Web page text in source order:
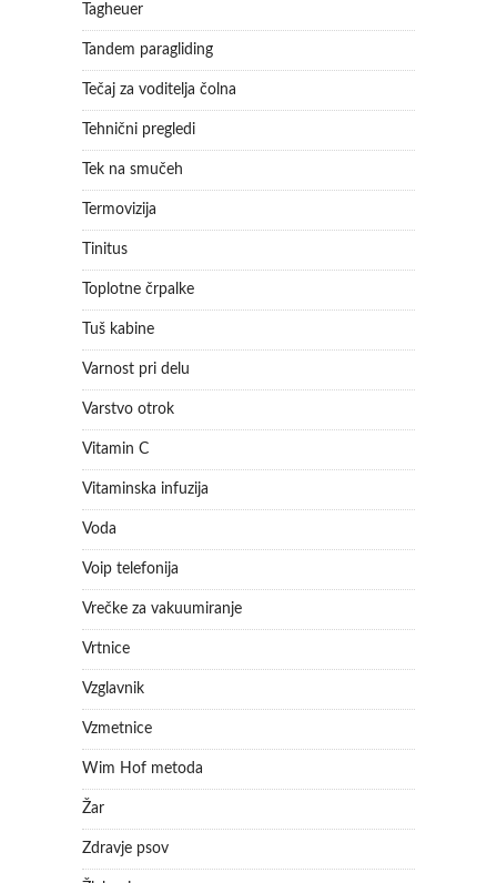
Tagheuer
Tandem paragliding
Tečaj za voditelja čolna
Tehnični pregledi
Tek na smučeh
Termovizija
Tinitus
Toplotne črpalke
Tuš kabine
Varnost pri delu
Varstvo otrok
Vitamin C
Vitaminska infuzija
Voda
Voip telefonija
Vrečke za vakuumiranje
Vrtnice
Vzglavnik
Vzmetnice
Wim Hof metoda
Žar
Zdravje psov